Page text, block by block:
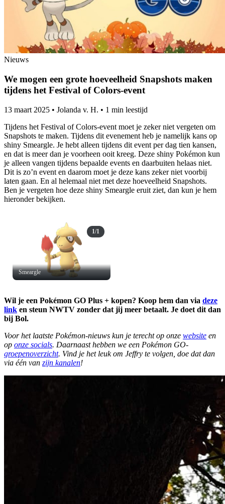
Nieuws
We mogen een grote hoeveelheid Snapshots maken
tijdens het Festival of Colors-event
13 maart 2025 • Jolanda v. H. • 1 min leestijd
Tijdens het Festival of Colors-event moet je zeker niet vergeten om
Snapshots te maken. Tijdens dit evenement heb je namelijk kans op
shiny Smeargle. Je hebt alleen tijdens dit event per dag tien kansen,
en dat is meer dan je voorheen ooit kreeg. Deze shiny Pokémon kun
je alleen vangen tijdens bepaalde events en daarbuiten helaas niet.
Dit is zo’n event en daarom moet je deze kans zeker niet voorbij
laten gaan. En al helemaal niet met deze hoeveelheid Snapshots.
Ben je vergeten hoe deze shiny Smeargle eruit ziet, dan kun je hem
hieronder bekijken.
Smeargle
1/1
Wil je een Pokémon GO Plus + kopen? Koop hem dan via deze
link en steun NWTV zonder dat jij meer betaalt. Je doet dit dan
bij Bol.
Voor het laatste Pokémon-nieuws kun je terecht op onze website en
op onze socials. Daarnaast hebben we een Pokémon GO-
groepenoverzicht. Vind je het leuk om Jeffry te volgen, doe dat dan
via één van zijn kanalen!